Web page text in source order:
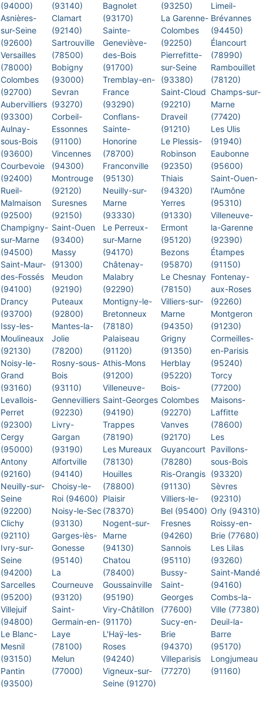
(94000)
Asnières-
sur-Seine
(92600)
Versailles
(78000)
Colombes
(92700)
Aubervilliers
(93300)
Aulnay-
sous-Bois
(93600)
Courbevoie
(92400)
Rueil-
Malmaison
(92500)
Champigny-
sur-Marne
(94500)
Saint-Maur-
des-Fossés
(94100)
Drancy
(93700)
Issy-les-
Moulineaux
(92130)
Noisy-le-
Grand
(93160)
Levallois-
Perret
(92300)
Cergy
(95000)
Antony
(92160)
Neuilly-sur-
Seine
(92200)
Clichy
(92110)
Ivry-sur-
Seine
(94200)
Sarcelles
(95200)
Villejuif
(94800)
Le Blanc-
Mesnil
(93150)
Pantin
(93500)
(93140)
Clamart
(92140)
Sartrouville
(78500)
Bobigny
(93000)
Sevran
(93270)
Corbeil-
Essonnes
(91100)
Vincennes
(94300)
Montrouge
(92120)
Suresnes
(92150)
Saint-Ouen
(93400)
Massy
(91300)
Meudon
(92190)
Puteaux
(92800)
Mantes-la-
Jolie
(78200)
Rosny-sous-
Bois
(93110)
Gennevilliers
(92230)
Livry-
Gargan
(93190)
Alfortville
(94140)
Choisy-le-
Roi (94600)
Noisy-le-Sec
(93130)
Garges-lès-
Gonesse
(95140)
La
Courneuve
(93120)
Saint-
Germain-en-
Laye
(78100)
Melun
(77000)
Bagnolet
(93170)
Sainte-
Geneviève-
des-Bois
(91700)
Tremblay-en-
France
(93290)
Conflans-
Sainte-
Honorine
(78700)
Franconville
(95130)
Neuilly-sur-
Marne
(93330)
Le Perreux-
sur-Marne
(94170)
Châtenay-
Malabry
(92290)
Montigny-le-
Bretonneux
(78180)
Palaiseau
(91120)
Athis-Mons
(91200)
Villeneuve-
Saint-Georges
(94190)
Trappes
(78190)
Les Mureaux
(78130)
Houilles
(78800)
Plaisir
(78370)
Nogent-sur-
Marne
(94130)
Chatou
(78400)
Goussainville
(95190)
Viry-Châtillon
(91170)
L'Haÿ-les-
Roses
(94240)
Vigneux-sur-
Seine (91270)
(93250)
La Garenne-
Colombes
(92250)
Pierrefitte-
sur-Seine
(93380)
Saint-Cloud
(92210)
Draveil
(91210)
Le Plessis-
Robinson
(92350)
Thiais
(94320)
Yerres
(91330)
Ermont
(95120)
Bezons
(95870)
Le Chesnay
(78150)
Villiers-sur-
Marne
(94350)
Grigny
(91350)
Herblay
(95220)
Bois-
Colombes
(92270)
Vanves
(92170)
Guyancourt
(78280)
Ris-Orangis
(91130)
Villiers-le-
Bel (95400)
Fresnes
(94260)
Sannois
(95110)
Bussy-
Saint-
Georges
(77600)
Sucy-en-
Brie
(94370)
Villeparisis
(77270)
Limeil-
Brévannes
(94450)
Élancourt
(78990)
Rambouillet
(78120)
Champs-sur-
Marne
(77420)
Les Ulis
(91940)
Eaubonne
(95600)
Saint-Ouen-
l'Aumône
(95310)
Villeneuve-
la-Garenne
(92390)
Étampes
(91150)
Fontenay-
aux-Roses
(92260)
Montgeron
(91230)
Cormeilles-
en-Parisis
(95240)
Torcy
(77200)
Maisons-
Laffitte
(78600)
Les
Pavillons-
sous-Bois
(93320)
Sèvres
(92310)
Orly (94310)
Roissy-en-
Brie (77680)
Les Lilas
(93260)
Saint-Mandé
(94160)
Combs-la-
Ville (77380)
Deuil-la-
Barre
(95170)
Longjumeau
(91160)